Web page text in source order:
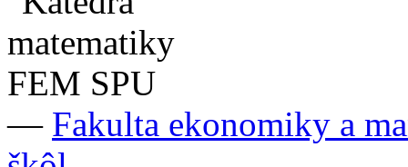
— Fakulta ekonomiky a